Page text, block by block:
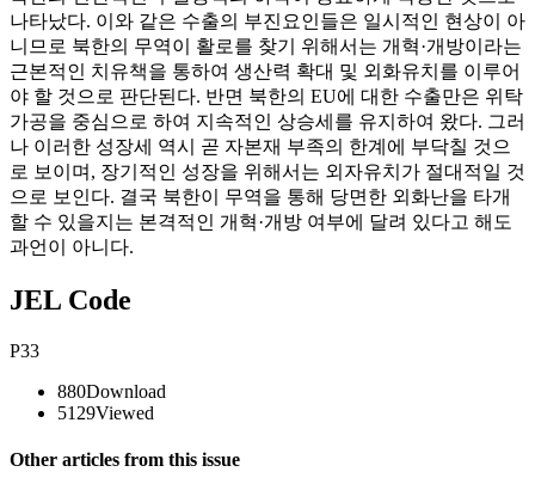
나타났다. 이와 같은 수출의 부진요인들은 일시적인 현상이 아
니므로 북한의 무역이 활로를 찾기 위해서는 개혁·개방이라는
근본적인 치유책을 통하여 생산력 확대 및 외화유치를 이루어
야 할 것으로 판단된다. 반면 북한의 EU에 대한 수출만은 위탁
가공을 중심으로 하여 지속적인 상승세를 유지하여 왔다. 그러
나 이러한 성장세 역시 곧 자본재 부족의 한계에 부닥칠 것으
로 보이며, 장기적인 성장을 위해서는 외자유치가 절대적일 것
으로 보인다. 결국 북한이 무역을 통해 당면한 외화난을 타개
할 수 있을지는 본격적인 개혁·개방 여부에 달려 있다고 해도
과언이 아니다.
JEL Code
P33
880Download
5129Viewed
Other articles from this issue